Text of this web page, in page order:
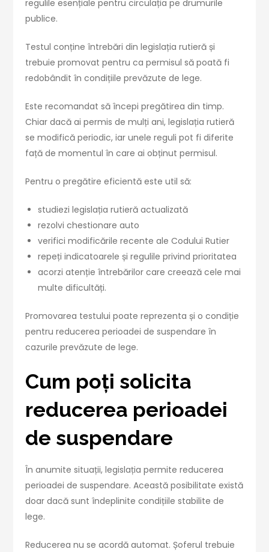
regulile esențiale pentru circulația pe drumurile
publice.
Testul conține întrebări din legislația rutieră și
trebuie promovat pentru ca permisul să poată fi
redobândit în condițiile prevăzute de lege.
Este recomandat să începi pregătirea din timp.
Chiar dacă ai permis de mulți ani, legislația rutieră
se modifică periodic, iar unele reguli pot fi diferite
față de momentul în care ai obținut permisul.
Pentru o pregătire eficientă este util să:
studiezi legislația rutieră actualizată
rezolvi chestionare auto
verifici modificările recente ale Codului Rutier
repeți indicatoarele și regulile privind prioritatea
acorzi atenție întrebărilor care creează cele mai
multe dificultăți.
Promovarea testului poate reprezenta și o condiție
pentru reducerea perioadei de suspendare în
cazurile prevăzute de lege.
Cum poți solicita
reducerea perioadei
de suspendare
În anumite situații, legislația permite reducerea
perioadei de suspendare. Această posibilitate există
doar dacă sunt îndeplinite condițiile stabilite de
lege.
Reducerea nu se acordă automat. Șoferul trebuie